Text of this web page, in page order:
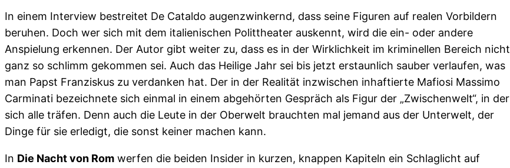
In einem Interview bestreitet De Cataldo augenzwinkernd, dass seine Figuren auf realen Vorbildern
beruhen. Doch wer sich mit dem italienischen Polittheater auskennt, wird die ein- oder andere
Anspielung erkennen. Der Autor gibt weiter zu, dass es in der Wirklichkeit im kriminellen Bereich nicht
ganz so schlimm gekommen sei. Auch das Heilige Jahr sei bis jetzt erstaunlich sauber verlaufen, was
man Papst Franziskus zu verdanken hat. Der in der Realität inzwischen inhaftierte Mafiosi Massimo
Carminati bezeichnete sich einmal in einem abgehörten Gespräch als Figur der „Zwischenwelt“, in der
sich alle träfen. Denn auch die Leute in der Oberwelt brauchten mal jemand aus der Unterwelt, der
Dinge für sie erledigt, die sonst keiner machen kann.
In Die Nacht von Rom werfen die beiden Insider in kurzen, knappen Kapiteln ein Schlaglicht auf